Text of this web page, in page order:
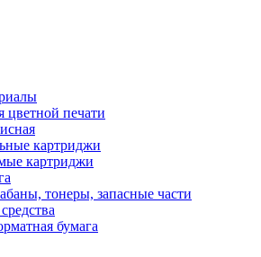
цветной печати
картриджи
картриджи
тонеры, запасные части
бумага